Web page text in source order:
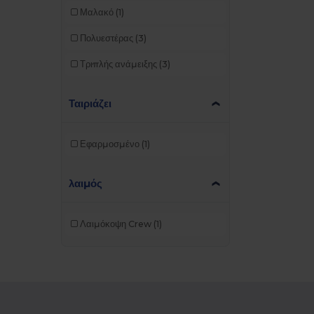
Caterpillar
Cherokee
Clubclass
Crocs (3)
Μαλακό (1)
Πολυεστέρας (3)
Τριπλής ανάμειξης (3)
Ταιριάζει
Εφαρμοσμένο (1)
λαιμός
Λαιμόκοψη Crew (1)